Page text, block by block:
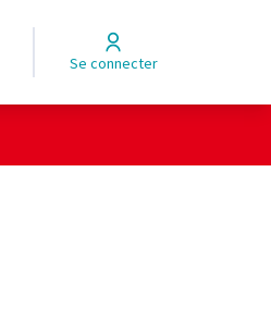
Se connecter